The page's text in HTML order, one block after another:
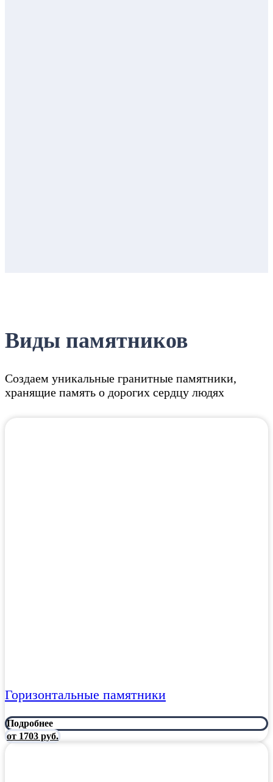
Виды памятников
Создаем уникальные гранитные памятники,
хранящие память о дорогих сердцу людях
Горизонтальные памятники
Подробнее
от 1703 руб.